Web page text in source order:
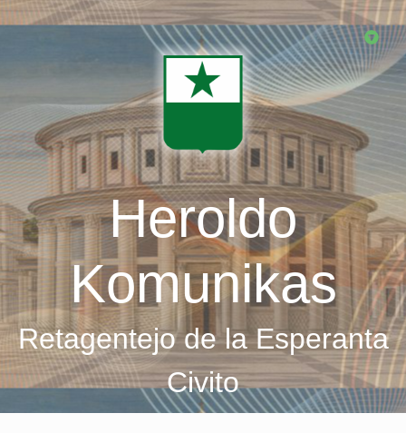
Skip
Heroldo
Komunikas
Retagentejo de la Esperanta
Civito